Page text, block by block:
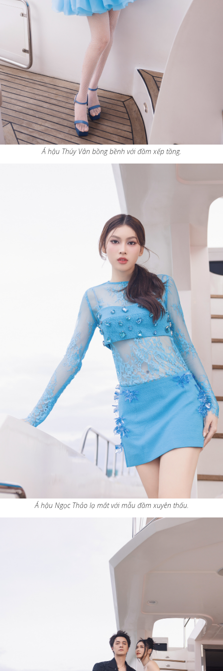
Á hậu Thúy Vân bồng bềnh với đầm xếp tầng.
Á hậu Ngọc Thảo lạ mắt với mẫu đầm xuyên thấu.